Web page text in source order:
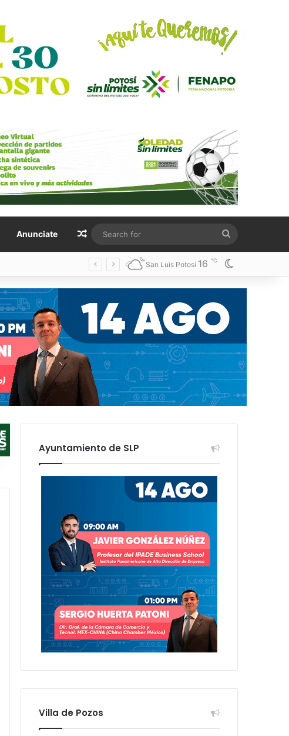
Anunciate Random Article
for
San Luis Potosí 16 ℃
Ayuntamiento de SLP
Villa de Pozos